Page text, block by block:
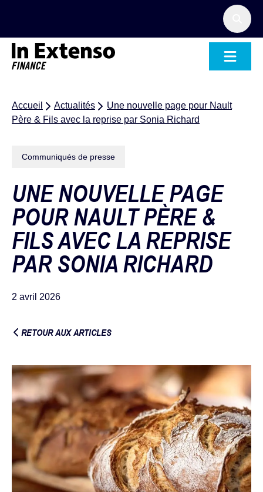
Accueil Actualités
Une nouvelle page pour Nault
Père & Fils avec la reprise par Sonia Richard
Communiqués de presse
UNE NOUVELLE PAGE
POUR NAULT PÈRE &
FILS AVEC LA REPRISE
PAR SONIA RICHARD
2 avril 2026
RETOUR AUX ARTICLES